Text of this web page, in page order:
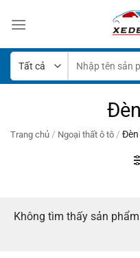
qua
dung
kiếm:
Trang chủ / Ngoại thất ô tô / Đèn
Không tìm thấy sản